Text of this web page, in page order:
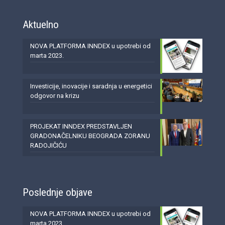
Aktuelno
NOVA PLATFORMA INNDEX u upotrebi od
marta 2023.
Investicije, inovacije i saradnja u energetici
odgovor na krizu
PROJEKAT INNDEX PREDSTAVLJEN
GRADONAČELNIKU BEOGRADA ZORANU
RADOJIČIĆU
Poslednje objave
NOVA PLATFORMA INNDEX u upotrebi od
marta 2023.